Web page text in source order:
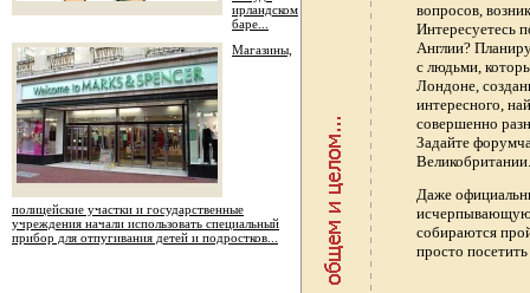
ирландском
баре...
Магазины,
полицейские участки и государственные
учреждения начали использовать специальный
прибор для отпугивания детей и подростков...
вопросов,
Интересуетесь
Англии?
с людьми,
Лондоне,
интересного,
совершенно
Задайте
Даже
исчерпывающую
собираются
просто